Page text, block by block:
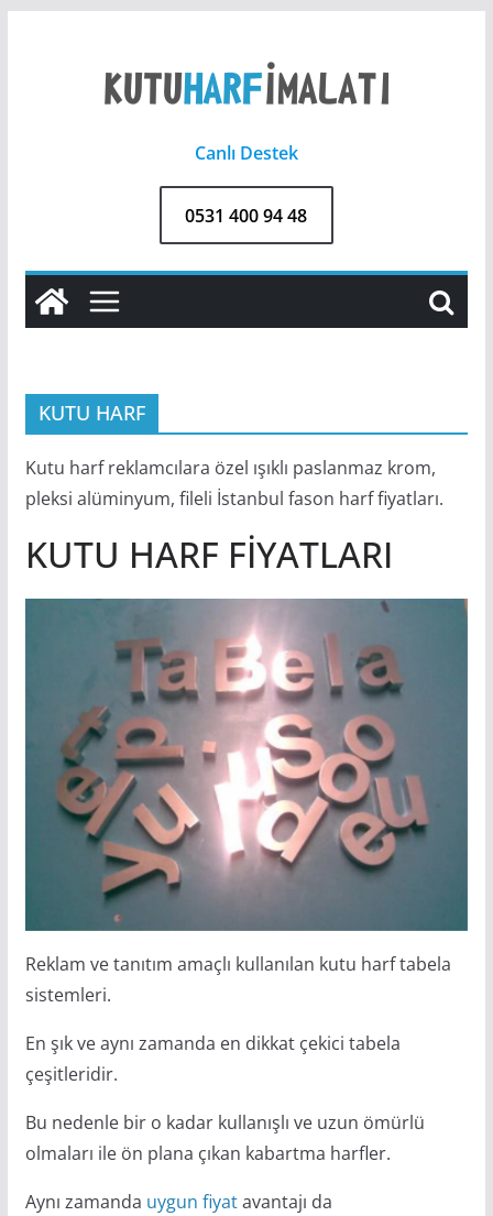
Canlı Destek
0531 400 94 48
KUTU HARF
Kutu harf reklamcılara özel ışıklı paslanmaz krom,
pleksi alüminyum, fileli İstanbul fason harf fiyatları.
KUTU HARF FİYATLARI
Reklam ve tanıtım amaçlı kullanılan kutu harf tabela
sistemleri.
En şık ve aynı zamanda en dikkat çekici tabela
çeşitleridir.
Bu nedenle bir o kadar kullanışlı ve uzun ömürlü
olmaları ile ön plana çıkan kabartma harfler.
Aynı zamanda uygun fiyatavantajı da